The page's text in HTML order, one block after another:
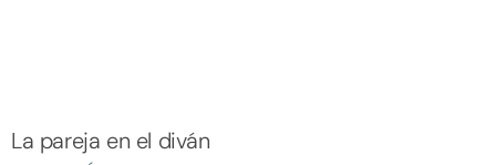
La pareja en el diván